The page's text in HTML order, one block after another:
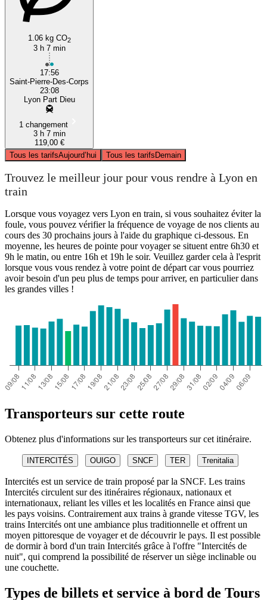
1.06 kg CO2
3 h 7 min
17:56
Saint-Pierre-Des-Corps
23:08
Lyon Part Dieu
1 changement
3 h 7 min
119,00 €
Tous les tarifsAujourd’hui Tous les tarifsDemain
Trouvez le meilleur jour pour vous rendre à Lyon en
train
Lorsque vous voyagez vers Lyon en train, si vous souhaitez éviter la
foule, vous pouvez vérifier la fréquence de voyage de nos clients au
cours des 30 prochains jours à l'aide du graphique ci-dessous. En
moyenne, les heures de pointe pour voyager se situent entre 6h30 et
9h le matin, ou entre 16h et 19h le soir. Veuillez garder cela à l'esprit
lorsque vous vous rendez à votre point de départ car vous pourriez
avoir besoin d'un peu plus de temps pour arriver, en particulier dans
les grandes villes !
Transporteurs sur cette route
Obtenez plus d'informations sur les transporteurs sur cet itinéraire.
INTERCITÉS OUIGO SNCF TER Trenitalia
Intercités est un service de train proposé par la SNCF. Les trains
Intercités circulent sur des itinéraires régionaux, nationaux et
internationaux, reliant les villes et les localités en France ainsi que
les pays voisins. Contrairement aux trains à grande vitesse TGV, les
trains Intercités ont une ambiance plus traditionnelle et offrent un
moyen pittoresque de voyager et de découvrir le pays. Il est possible
de dormir à bord d'un train Intercités grâce à l'offre "Intercités de
nuit", qui comprend la possibilité de réserver un siège inclinable ou
une couchette.
Types de billets et service à bord de Tours